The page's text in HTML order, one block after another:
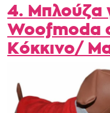
4. Μπλούζα
Woofmoda
Κόκκινο/